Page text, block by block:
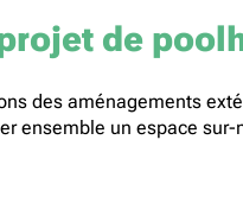
de
des aménagements
ensemble un espace